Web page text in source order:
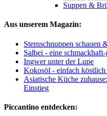
Suppen &
Aus unserem Magazin:
Sternschnuppen schauen
Salbei - eine
Ingwer unter der Lupe
Kokosöl - einfach köstlich
Asiatische Küche
Einstieg
Piccantino entdecken: